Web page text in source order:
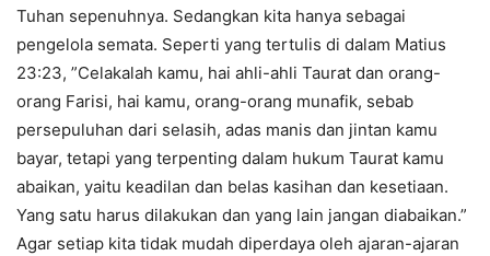
Tuhan sepenuhnya. Sedangkan kita hanya sebagai
pengelola semata. Seperti yang tertulis di dalam Matius
23:23, ”Celakalah kamu, hai ahli-ahli Taurat dan orang-
orang Farisi, hai kamu, orang-orang munafik, sebab
persepuluhan dari selasih, adas manis dan jintan kamu
bayar, tetapi yang terpenting dalam hukum Taurat kamu
abaikan, yaitu keadilan dan belas kasihan dan kesetiaan.
Yang satu harus dilakukan dan yang lain jangan diabaikan.”
Agar setiap kita tidak mudah diperdaya oleh ajaran-ajaran